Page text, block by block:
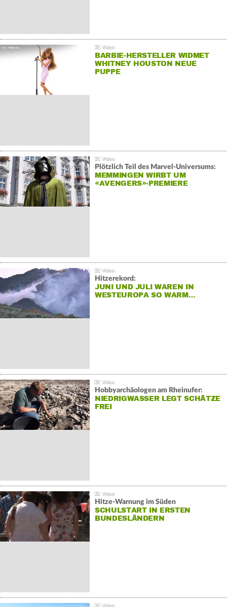
BARBIE-HERSTELLER WIDMET
WHITNEY HOUSTON NEUE
PUPPE
Plötzlich Teil des Marvel-Universums:
MEMMINGEN WIRBT UM
«AVENGERS»-PREMIERE
Hitzerekord:
JUNI UND JULI WAREN IN
WESTEUROPA SO WARM…
Hobbyarchäologen am Rheinufer:
NIEDRIGWASSER LEGT SCHÄTZE
FREI
Hitze-Warnung im Süden
SCHULSTART IN ERSTEN
BUNDESLÄNDERN